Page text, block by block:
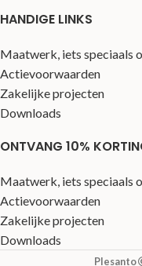
HANDIGE LINKS
Maatwerk, iets speciaals
Actievoorwaarden
Zakelijke projecten
Downloads
ONTVANG 10%
Maatwerk, iets speciaals
Actievoorwaarden
Zakelijke projecten
Downloads
Plesanto